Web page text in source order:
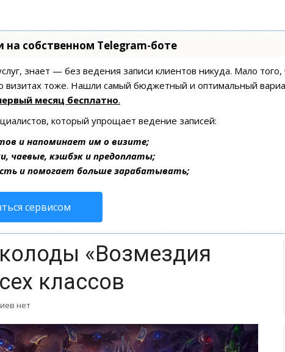
на собственном Telegram-боте
знает — без ведения записи клиентов никуда. Мало
визитах тоже. Нашли самый бюджетный и оптимальный
месяц бесплатно.
который упрощает ведение записей:
и напоминает им о визите;
чаевые, кэшбэк и предоплаты;
и помогает больше зарабатывать;
сервисом
«Возмездия
классов
нет